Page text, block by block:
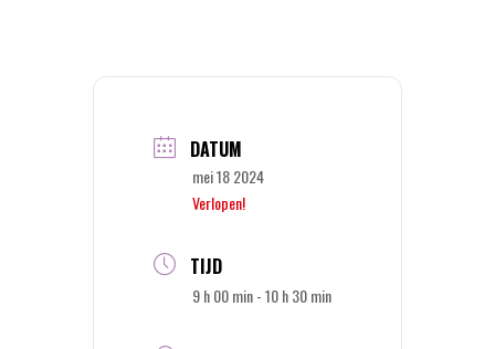
DATUM
mei 18 2024
Verlopen!
TIJD
9 h 00 min - 10 h 30 min